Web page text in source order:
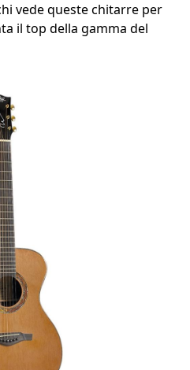
vede queste chitarre per
il top della gamma del